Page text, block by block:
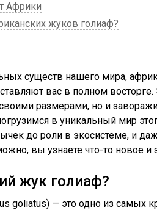
Африки
жуков голиаф?
существ нашего мира,
вас в полном
размерами, но и
в уникальный мир
до роли в экосистеме, и
вы узнаете что-то новое
жук голиаф?
goliatus) — это одно из самых